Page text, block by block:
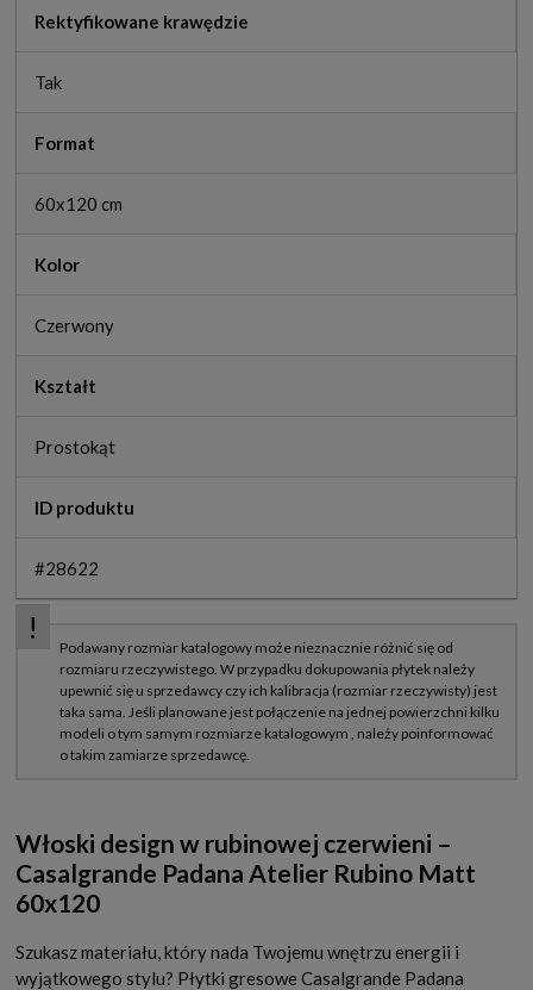
Rektyfikowane krawędzie
Tak
Format
60x120 cm
Kolor
Czerwony
Kształt
Prostokąt
ID produktu
#28622
Włoski design w rubinowej czerwieni –
Casalgrande Padana Atelier Rubino Matt
60x120
Szukasz materiału, który nada Twojemu wnętrzu energii i
wyjątkowego stylu? Płytki gresowe Casalgrande Padana